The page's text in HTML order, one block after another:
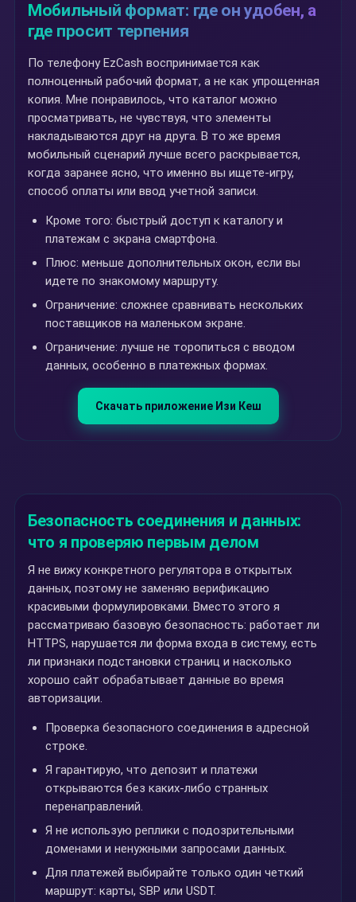
Мобильный формат: где он удобен, а
где просит терпения
По телефону EzCash воспринимается как
полноценный рабочий формат, а не как упрощенная
копия. Мне понравилось, что каталог можно
просматривать, не чувствуя, что элементы
накладываются друг на друга. В то же время
мобильный сценарий лучше всего раскрывается,
когда заранее ясно, что именно вы ищете-игру,
способ оплаты или ввод учетной записи.
Кроме того: быстрый доступ к каталогу и
платежам с экрана смартфона.
Плюс: меньше дополнительных окон, если вы
идете по знакомому маршруту.
Ограничение: сложнее сравнивать нескольких
поставщиков на маленьком экране.
Ограничение: лучше не торопиться с вводом
данных, особенно в платежных формах.
Скачать приложение Изи Кеш
Безопасность соединения и данных:
что я проверяю первым делом
Я не вижу конкретного регулятора в открытых
данных, поэтому не заменяю верификацию
красивыми формулировками. Вместо этого я
рассматриваю базовую безопасность: работает ли
HTTPS, нарушается ли форма входа в систему, есть
ли признаки подстановки страниц и насколько
хорошо сайт обрабатывает данные во время
авторизации.
Проверка безопасного соединения в адресной
строке.
Я гарантирую, что депозит и платежи
открываются без каких-либо странных
перенаправлений.
Я не использую реплики с подозрительными
доменами и ненужными запросами данных.
Для платежей выбирайте только один четкий
маршрут: карты, SBP или USDT.